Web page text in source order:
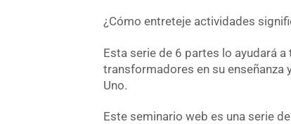
¿Cómo entreteje actividades
Esta serie de 6 partes lo ayudará
transformadores en su enseñanza
Uno.
Este seminario web es una serie